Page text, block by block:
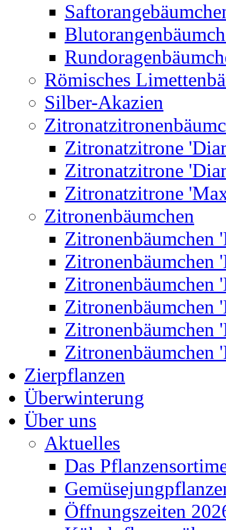
Römisches
Silber-Akazien
Zitronatzitrone
Zitronatzitrone
Zitronatzitrone
Zitronenbäumchen
Zitronenbäumchen
Zitronenbäumchen
Zitronenbäumchen
Zitronenbäumchen
Zitronenbäumchen
Zitronenbäumchen
Zierpflanzen
Überwinterung
Über uns
Aktuelles
Das
Öffnungszeiten